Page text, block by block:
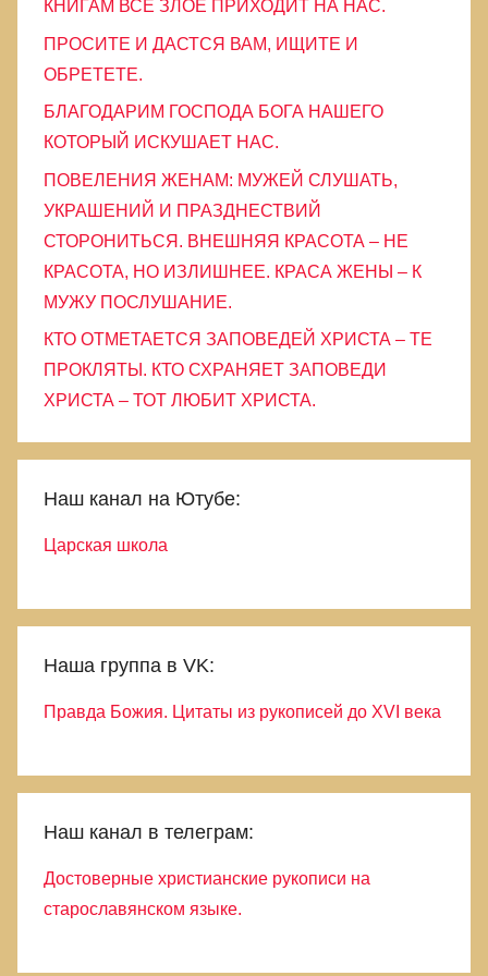
и
КНИГАМ ВСЕ ЗЛОЕ ПРИХОДИТ НА НАС.
ПРОСИТЕ И ДАСТСЯ ВАМ, ИЩИТЕ И
ОБРЕТЕТЕ.
БЛАГОДАРИМ ГОСПОДА БОГА НАШЕГО
КОТОРЫЙ ИСКУШАЕТ НАС.
ПОВЕЛЕНИЯ ЖЕНАМ: МУЖЕЙ СЛУШАТЬ,
УКРАШЕНИЙ И ПРАЗДНЕСТВИЙ
СТОРОНИТЬСЯ. ВНЕШНЯЯ КРАСОТА – НЕ
КРАСОТА, НО ИЗЛИШНЕЕ. КРАСА ЖЕНЫ – К
МУЖУ ПОСЛУШАНИЕ.
КТО ОТМЕТАЕТСЯ ЗАПОВЕДЕЙ ХРИСТА – ТЕ
ПРОКЛЯТЫ. КТО СХРАНЯЕТ ЗАПОВЕДИ
ХРИСТА – ТОТ ЛЮБИТ ХРИСТА.
Наш канал на Ютубе:
Царская школа
Наша группа в VK:
Правда Божия. Цитаты из рукописей до XVI века
Наш канал в телеграм:
Достоверные христианские рукописи на
старославянском языке.